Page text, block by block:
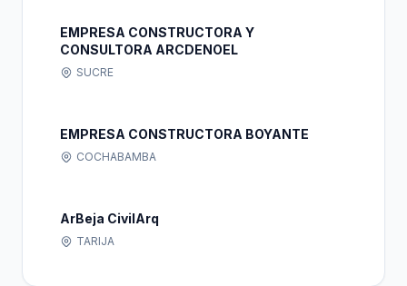
EMPRESA CONSTRUCTORA Y
CONSULTORA ARCDENOEL
SUCRE
EMPRESA CONSTRUCTORA BOYANTE
COCHABAMBA
ArBeja CivilArq
TARIJA